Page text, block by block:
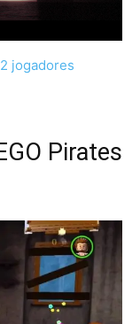
jogadores
Pirates